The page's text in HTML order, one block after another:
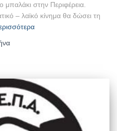
μπαλάκι στην Περιφέρεια.
– λαϊκό κίνημα θα δώσει τη